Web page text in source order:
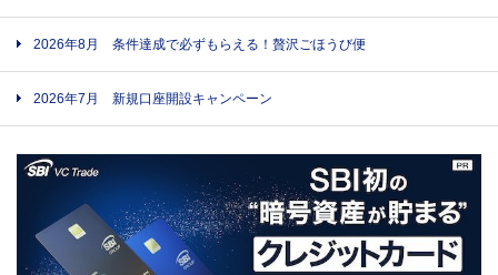
2026年8月 条件達成で必ずもらえる！贅沢ごほうび便
2026年7月 新規口座開設キャンペーン